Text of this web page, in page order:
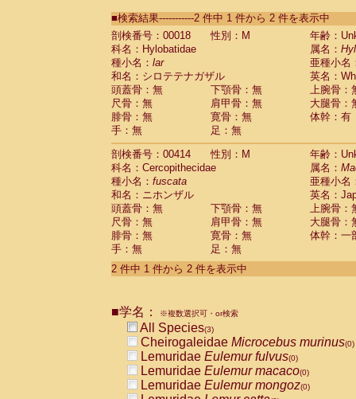
CebidaeSaguinus labiatus(0)
Cebidae Saguinus leucopus (0)
CebidaeSaguinus midas
Cebidae
CebidaeSaguinus nigricollis (0)
Cebidae Saguinus oedipus
Cebidae Saguinus weddelli
Cebidae Saguinusspp.
Cebidae Aotus trivirgatus
Cebidae Cebus albifrons
CebidaeCebus apella
Cebidae
CebidaeCebus nigrivittatus
Cebidae Cebusspp.(0)
Cebidae Saimiri boliviensis
Cebidae Saimiri sciureus
Atelidae Alouatta caraya
AtelidaeAlouatta fusca
AtelidaeAlouatta seniculus
AtelidaeAteles belzebuth
AtelidaeAteles geoffroyi
AtelidaeAteles paniscus(0)
AtelidaeAtelesspp. (0)
AtelidaeLagothrix lagothricha
AtelidaeLagothrix lagothricha cana
PitheciidaeCacajao calvus
■検索結果-----------2 件中 1 件から 2 件を表示中
剖検番号：00018
性別：M
年齢：
科名：Hylobatidae
属名：
種小名： lar
亜種小名
和名：シロテテナガザル
英名：
頭蓋骨：無
下顎骨：無
上腕骨：
尺骨：無
肩甲骨：無
大腿骨：
腓骨：無
寛骨：無
体幹：有
手：無
足：無
剖検番号：00414
性別：M
年齢：
科名：Cercopithecidae
属名：
種小名： fuscata
亜種小名
和名：ニホンザル
英名：
頭蓋骨：無
下顎骨：無
上腕骨：
尺骨：無
肩甲骨：無
大腿骨：
腓骨：無
寛骨：無
体幹：一
手：無
足：無
2 件中 1 件から 2 件を表示中
■学名： ※複数選択可・or検索
All Species(3)
Cheirogaleidae Microcebus murinus(0)
Lemuridae Eulemur fulvus(0)
Lemuridae Eulemur macaco(0)
Lemuridae Eulemur mongoz(0)